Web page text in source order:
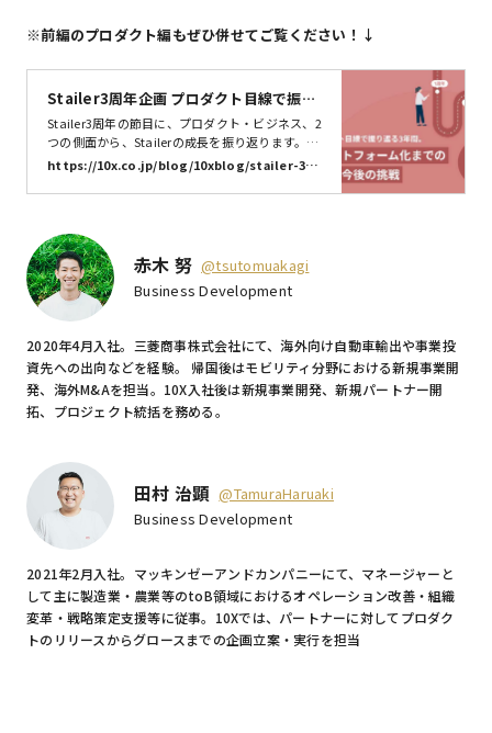
※前編のプロダクト編もぜひ併せてご覧ください！↓
Stailer3周年企画 プロダクト目線で振り
返る3年間。プラットフォーム化までの歩
みと今後の挑戦 | 株式会社10X
Stailer3周年の節目に、プロダクト・ビジネス、2
つの側面から、Stailerの成長を振り返ります。St
ailerのリリースは、遡ること2020年5月。初めは
ネットスーパーのモバイルアプリに特化したサー
ビスとして提供を開始しました。そこから3年が
事業を進めています。
https://10x.co.jp/blog/10xblog/stailer-3ye
赤木 努 @tsutomuakagi
Business Development
2020年4月入社。三菱商事株式会社にて、海外向け自動車輸出や事業投
資先への出向などを経験。 帰国後はモビリティ分野における新規事業開
発、海外M&Aを担当。10X入社後は新規事業開発、新規パートナー開
拓、プロジェクト統括を務める。
田村 治顕 @TamuraHaruaki
Business Development
2021年2月入社。マッキンゼーアンドカンパニーにて、マネージャーと
して主に製造業・農業等のtoB領域におけるオペレーション改善・組織
変革・戦略策定支援等に従事。10Xでは、パートナーに対してプロダク
トのリリースからグロースまでの企画立案・実行を担当